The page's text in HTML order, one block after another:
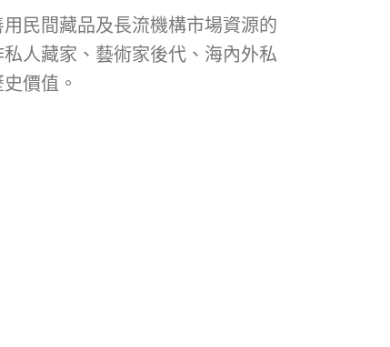
民間藏品及長流機構市場資源的
人藏家、藝術家後代、海內外私
價值。